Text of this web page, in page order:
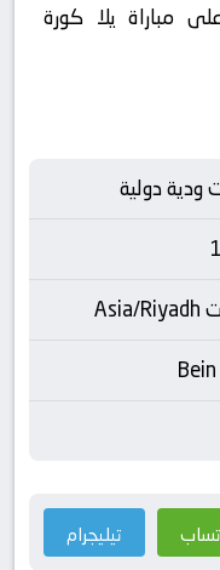
مباراة يلا كورة
ودية دولية
تيليجرام